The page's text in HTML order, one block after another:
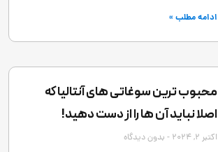
ادامه مطلب »
محبوب ترین سوغاتی های آنتالیا که
اصلا نباید آن ها را از دست دهید!
اکتبر 2, 2024 بدون دیدگاه